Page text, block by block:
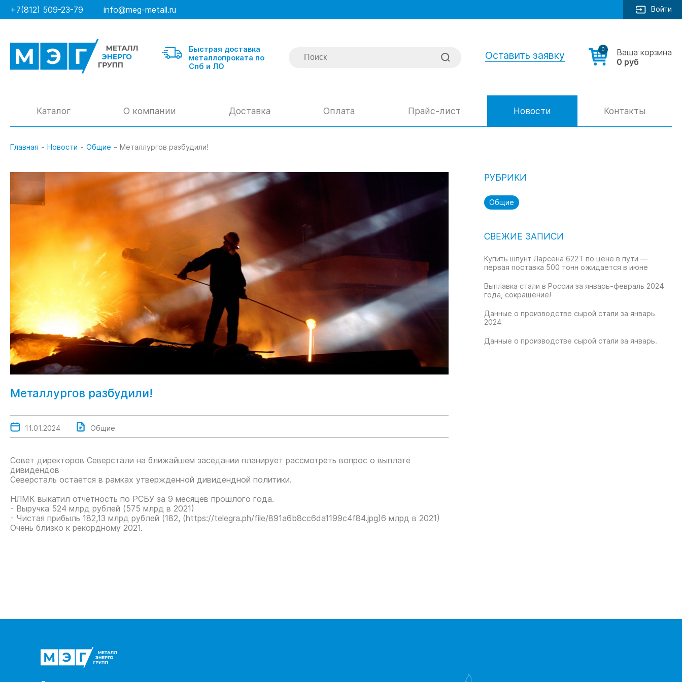
+7(812) 509-23-79 info@meg-metall.ru Войти
Быстрая доставка
металлопроката по
Спб и ЛО
Оставить заявку 0
Ваша корзина
0 руб
Каталог
Швеллер гнутый
Швеллер горячекатанный
Шпунт Ларсена 622Т
Шпунт Ларсена Л5-УМ
Шпунт Ларсена Б/У
О компании Доставка Оплата Прайс-лист Новости Контакты
Главная - Новости - Общие - Металлургов разбудили!
Металлургов разбудили!
11.01.2024 Общие
Совет директоров Северстали на ближайшем заседании планирует рассмотреть вопрос о выплате
дивидендов
Северсталь остается в рамках утвержденной дивидендной политики.
НЛМК выкатил отчетность по РСБУ за 9 месяцев прошлого года.
- Выручка 524 млрд рублей (575 млрд в 2021)
- Чистая прибыль 182,13 млрд рублей (182, (https://telegra.ph/file/891a6b8cc6da1199c4f84.jpg)6 млрд в 2021)
Очень близко к рекордному 2021.
РУБРИКИ
Общие
СВЕЖИЕ ЗАПИСИ
Купить шпунт Ларсена 622T по цене в пути —
первая поставка 500 тонн ожидается в июне
Выплавка стали в России за январь-февраль 2024
года, сокращение!
Данные о производстве сырой стали за январь
2024
Данные о производстве сырой стали за январь.